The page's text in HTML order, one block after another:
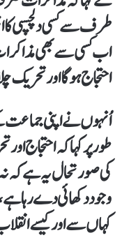
طرف سے کسی دلچسپی کا
اب کسی سے بھی
احتجاج ہوگا اور
اُنہوں نے اپنی جماعت
کی صورتحال یہ ہے کہ نہ
کہاں سے اور کیسے